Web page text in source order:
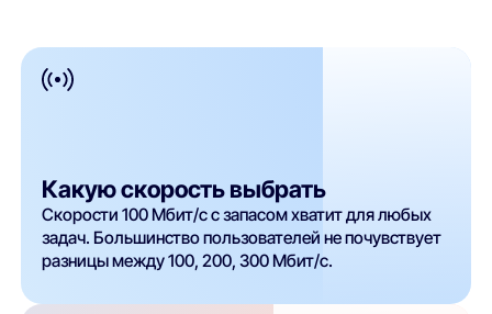
Какую скорость выбрать
Скорости 100 Мбит/с с запасом хватит для любых
задач. Большинство пользователей не почувствует
разницы между 100, 200, 300 Мбит/с.